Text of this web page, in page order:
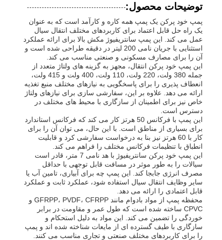
خانه
محصولات
فیلم های
دربارهی ما
توضیحات محصول:
پمپ خود پرکن یک پمپ همه کاره و کارآمد است که به عنوان
یک راه حل قابل اعتماد برای کاربردهای مختلف انتقال سیال
عمل می کند. این پمپ سانتریفیوژ مکش بالا برای ارائه عملکرد
استثنایی با جریان نامی 200 لیتر در دقیقه طراحی شده است و
آن را برای مصارف مسکونی و صنعتی مناسب می کند.
این پمپ خود پرکن انتقال، مجهز به گزینه های ولتاژ متعدد از
جمله 380 ولت، 220 ولت، 110 ولت، 400 ولت و 415 ولت،
انعطاف پذیری را برای پاسخگویی به نیازهای مختلف منبع تغذیه
ارائه می دهد. علاوه بر این، سفارشی سازی برای نیازهای ولتاژ
خاص نیز برای اطمینان از سازگاری با محیط های مختلف در
دسترس است.
این پمپ با فرکانس 50 هرتز کار می کند که فرکانس استاندارد
برای بسیاری از مناطق است. با این حال، می توان آن را برای
کار با 60 هرتز نیز بنا به درخواست سفارشی کرد و قابلیت
انطباق با تنظیمات فرکانس مختلف را فراهم می کند.
این پمپ خود پرکن سانتریفیوژ با هد نامی 7 متر، قادر است
سیالات را به طور موثر در مسافت قابل توجهی با حداقل
مصرف انرژی جابجا کند. این پمپ چه برای آبیاری، تامین آب یا
سایر وظایف انتقال سیال استفاده شود، عملکرد ثابت و عملکرد
قابل اعتمادی را ارائه می دهد.
محفظه پمپ از مواد بادوام مانند GFRPP، PVDF، CFRPP و
CPVC ساخته شده است که طول عمر و مقاومت در برابر
خوردگی را تضمین می کند. این مواد به دلیل استحکام و
سازگاری با طیف گسترده ای از مایعات شناخته شده اند و پمپ
را برای کاربردهای مختلف صنعتی و تجاری مناسب می کنند.